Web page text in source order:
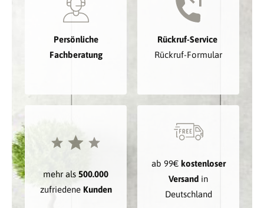
Persönliche
Fachberatung
Rückruf-Service
Rückruf-Formular
mehr als 500.000
zufriedene Kunden
ab 99€ kostenloser
Versand in
Deutschland